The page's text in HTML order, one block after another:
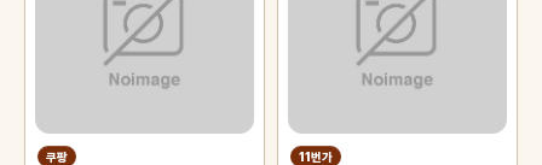
쿠팡 11번가